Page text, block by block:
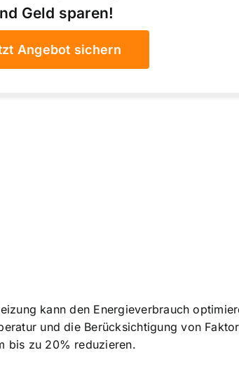
Geld sparen!
Angebot sichern
kann den Energieverbrauch
und die Berücksichtigung von
bis zu 20% reduzieren.